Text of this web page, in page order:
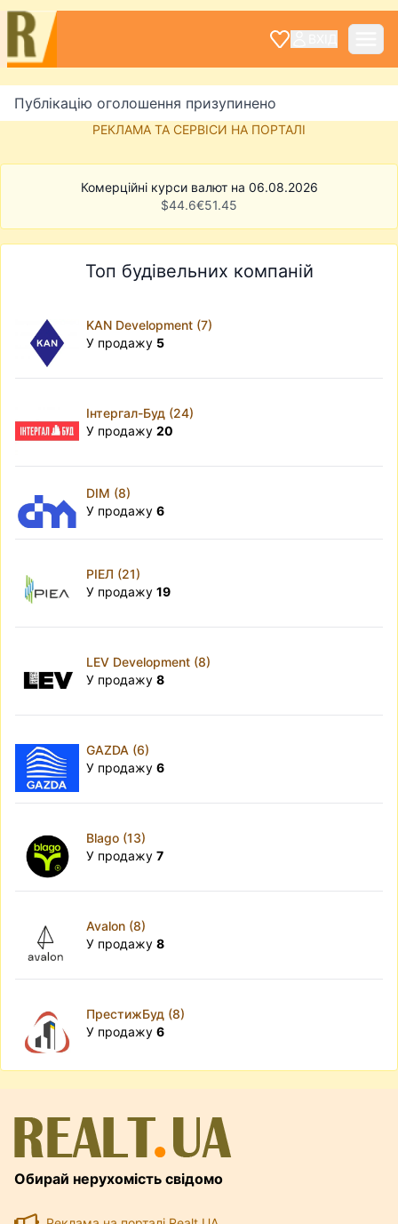
Публікацію оголошення призупинено
РЕКЛАМА ТА СЕРВІСИ НА ПОРТАЛІ
Комерційні курси валют на 06.08.2026
$44.6€51.45
Топ будівельних компаній
KAN Development (7)
У продажу 5
Інтергал-Буд (24)
У продажу 20
DIM (8)
У продажу 6
РІЕЛ (21)
У продажу 19
LEV Development (8)
У продажу 8
GAZDA (6)
У продажу 6
Blago (13)
У продажу 7
Avalon (8)
У продажу 8
ПрестижБуд (8)
У продажу 6
Обирай нерухомість свідомо